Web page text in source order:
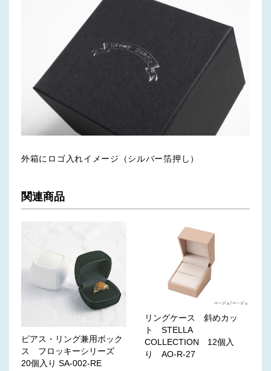
外箱にロゴ入れイメージ（シルバー箔押し）
関連商品
ピアス・リング兼用ボック
ス フロッキーシリーズ
20個入り SA-002-RE
リングケース 斜めカッ
ト STELLA
COLLECTION 12個入
り AO-R-27